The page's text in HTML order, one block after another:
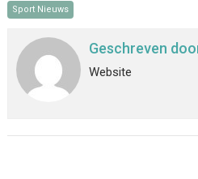
Sport Nieuws
Geschreven
Website